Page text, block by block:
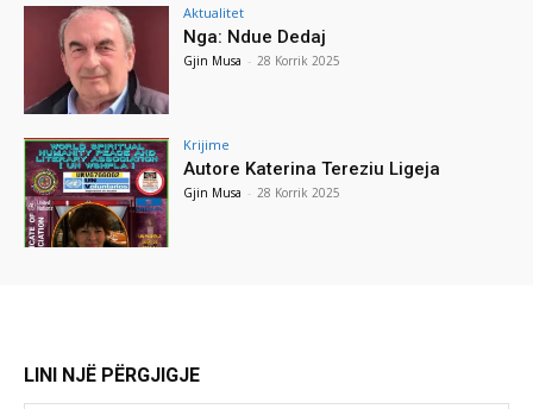
Aktualitet
Nga: Ndue Dedaj
Gjin Musa - 28 Korrik 2025
Krijime
Autore Katerina Tereziu Ligeja
Gjin Musa - 28 Korrik 2025
LINI NJË PËRGJIGJE